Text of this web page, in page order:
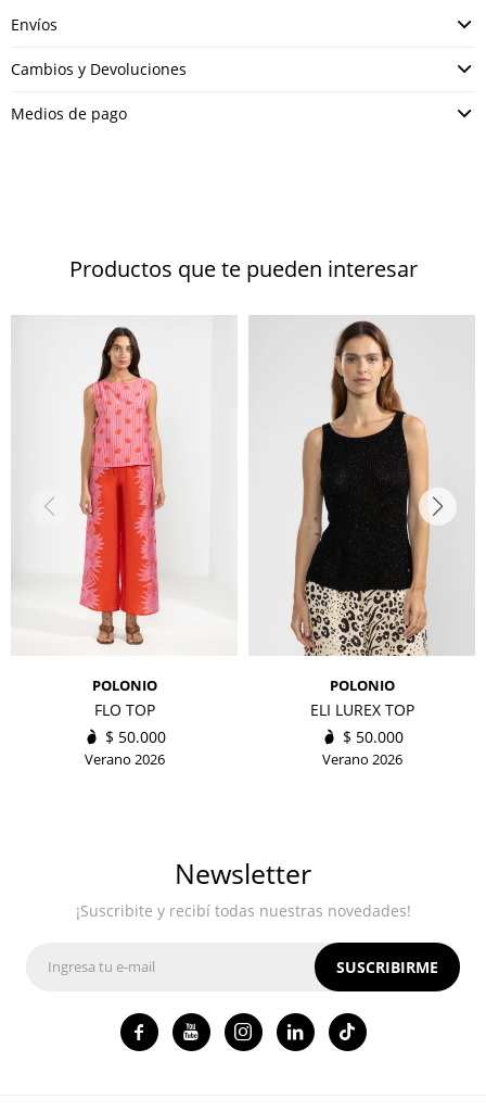
Envíos
Cambios y Devoluciones
Medios de pago
Productos que te pueden interesar
POLONIO
FLO TOP
$ 50.000
Verano 2026
POLONIO
ELI LUREX TOP
$ 50.000
Verano 2026
Newsletter
¡Suscribite y recibí todas nuestras novedades!
SUSCRIBIRME
   